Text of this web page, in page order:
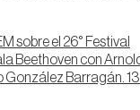
sobre el 26° Festival
Beethoven con
Barragán.